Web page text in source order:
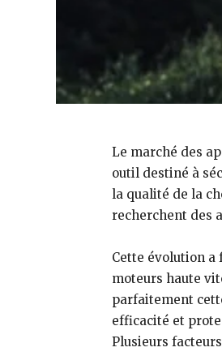
Le marché des
outil destiné à
la qualité de la
recherchent des
Cette évolution a
moteurs haute
parfaitement
efficacité et
Plusieurs